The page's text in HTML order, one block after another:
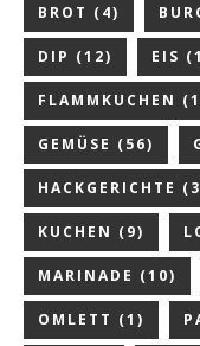
BROT (4)
DIP (12) EIS
FLAMMKUCHEN
GEMÜSE (56)
HACKGERICHTE
KUCHEN (9)
MARINADE (10)
OMLETT (1)